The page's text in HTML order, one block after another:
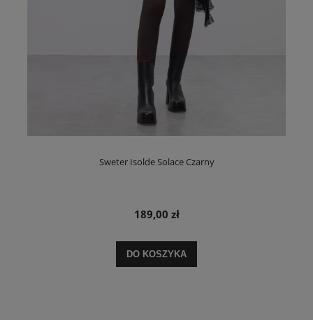
Sweter Isolde Solace Czarny
189,00 zł
DO KOSZYKA